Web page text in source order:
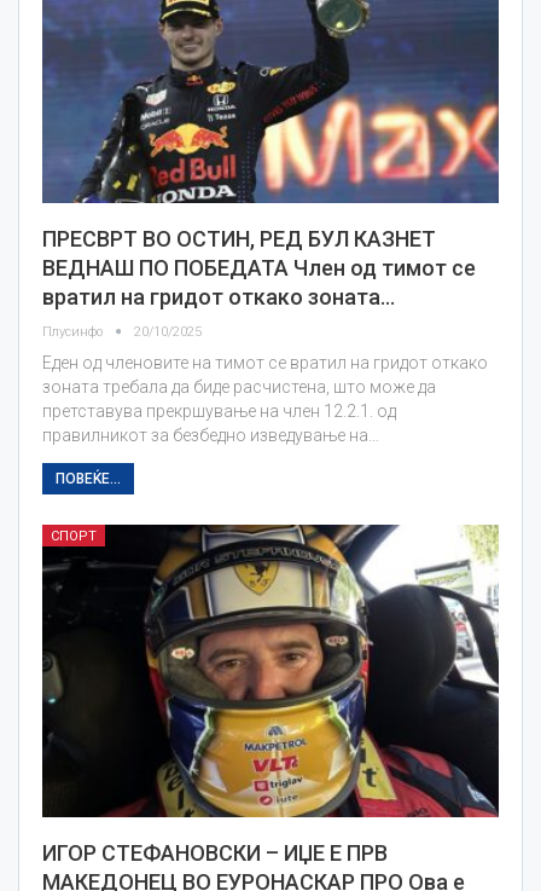
ПРЕСВРТ ВО ОСТИН, РЕД БУЛ КАЗНЕТ
ВЕДНАШ ПО ПОБЕДАТА Член од тимот се
вратил на гридот откако зоната…
Плусинфо 20/10/2025
Eден од членовите на тимот се вратил на гридот откако
зоната требала да биде расчистена, што може да
претставува прекршување на член 12.2.1. од
правилникот за безбедно изведување на…
ПОВЕЌЕ...
СПОРТ
ИГОР СТЕФАНОВСКИ – ИЏЕ Е ПРВ
МАКЕДОНЕЦ ВО ЕУРОНАСКАР ПРО Ова е